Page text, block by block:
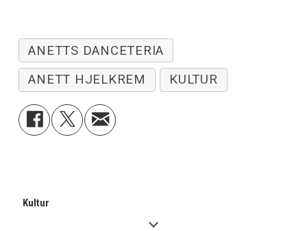
ANETTS DANCETERIA
ANETT HJELKREM
KULTUR
Kultur